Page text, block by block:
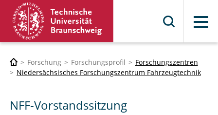
Menü
Forschung Forschungsprofil
Forschungszentren
Niedersächsisches Forschungszentrum Fahrzeugtechnik
NFF-Vorstandssitzung